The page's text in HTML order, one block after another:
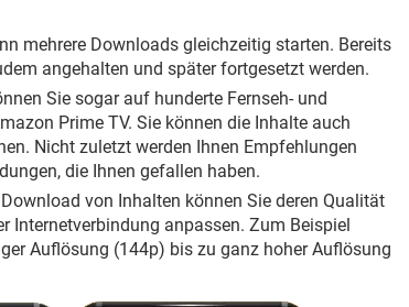
mehrere Downloads gleichzeitig starten. Bereits
angehalten und später fortgesetzt werden.
Sie sogar auf hunderte Fernseh- und
Prime TV. Sie können die Inhalte auch
Nicht zuletzt werden Ihnen Empfehlungen
die Ihnen gefallen haben.
von Inhalten können Sie deren Qualität
Internetverbindung anpassen. Zum Beispiel
Auflösung (144p) bis zu ganz hoher Auflösung